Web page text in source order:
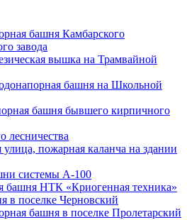
башня Камбарского
завода
вышка на Трамвайной
башня на Школьной
башня бывшего кирпичного
лесничества
пожарная каланча на здании
системы А-100
башня НТК «Криогенная техника»
в поселке Черновский
башня в поселке Пролетарский